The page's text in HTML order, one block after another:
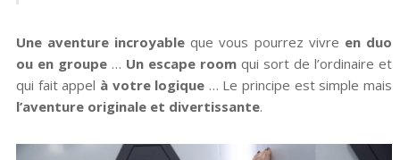
Une aventure incroyable que vous pourrez vivre en duo
ou en groupe… Un escape roomqui sort de l’ordinaire et
qui fait appel à votre logique … Le principe est simple mais
l’aventure originale et divertissante.